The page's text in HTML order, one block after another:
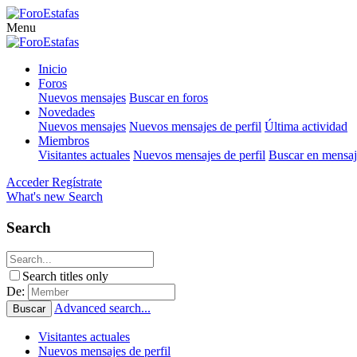
Menu
Inicio
Foros
Nuevos mensajes Buscar en foros
Novedades
Nuevos mensajes Nuevos mensajes de perfil Última actividad
Miembros
Visitantes actuales Nuevos mensajes de perfil Buscar en
Acceder Regístrate
What's new Search
Search
Search titles only
De:
Buscar Advanced search...
Visitantes actuales
Nuevos mensajes de perfil